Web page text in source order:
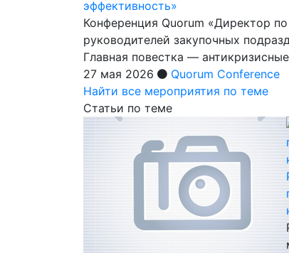
эффективность»
Конференция Quorum «Директор
руководителей закупочных
Главная повестка —
27 мая 2026
Quorum Conference
Найти все мероприятия по теме
Статьи по теме